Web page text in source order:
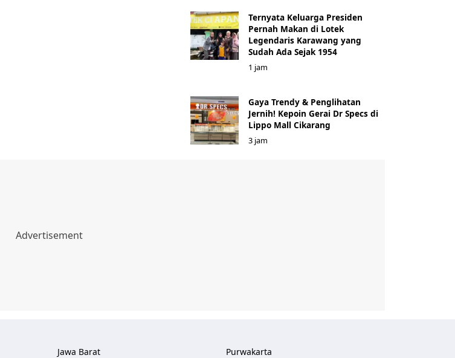
Ternyata Keluarga Presiden
Pernah Makan di Lotek
Legendaris Karawang yang
Sudah Ada Sejak 1954
1 jam
Gaya Trendy & Penglihatan
Jernih! Kepoin Gerai Dr Specs di
Lippo Mall Cikarang
3 jam
Jawa Barat Purwakarta